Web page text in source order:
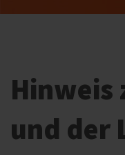
Hinweis
und der